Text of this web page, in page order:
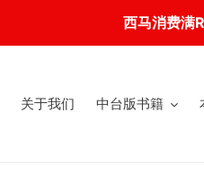
西马消费满
关于我们 中台版书籍